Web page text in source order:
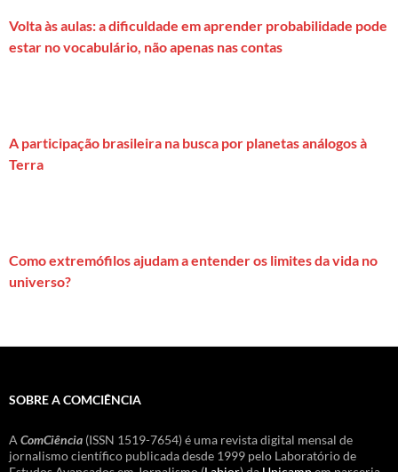
Volta às aulas: a dificuldade em aprender probabilidade pode
estar no vocabulário, não apenas nas contas
A participação brasileira na busca por planetas análogos à
Terra
Como extremófilos ajudam a entender os limites da vida no
universo?
SOBRE A COMCIÊNCIA
A ComCiência (ISSN 1519-7654) é uma revista digital mensal de
jornalismo científico publicada desde 1999 pelo Laboratório de